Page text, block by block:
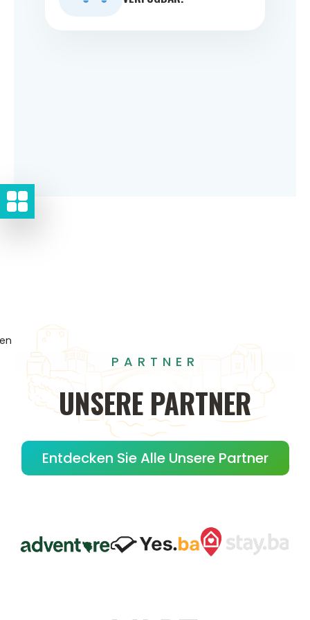
PARTNER
UNSERE PARTNER
Entdecken Sie Alle Unsere Partner